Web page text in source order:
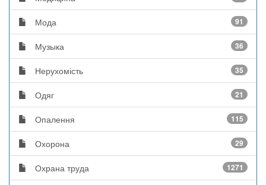
Мода 91
Музыка 36
Нерухомість 35
Одяг 21
Опалення 115
Охорона 29
Охрана труда 1271